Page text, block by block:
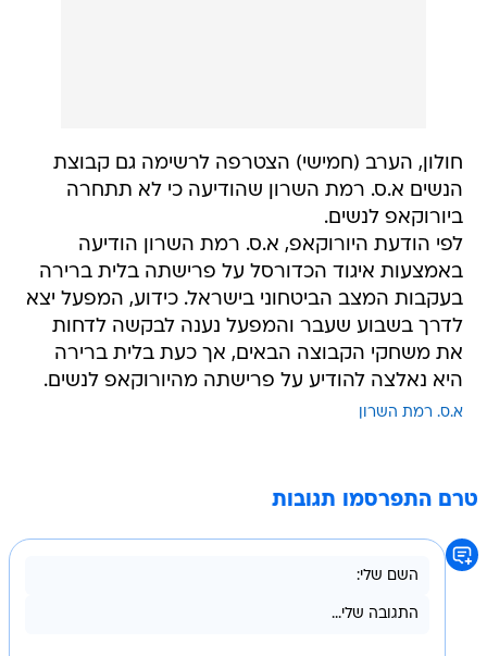
חולון, הערב (חמישי) הצטרפה לרשימה גם קבוצת
הנשים א.ס. רמת השרון שהודיעה כי לא תתחרה
ביורוקאפ לנשים.
לפי הודעת היורוקאפ, א.ס. רמת השרון הודיעה
באמצעות איגוד הכדורסל על פרישתה בלית ברירה
בעקבות המצב הביטחוני בישראל. כידוע, המפעל יצא
לדרך בשבוע שעבר והמפעל נענה לבקשה לדחות
את משחקי הקבוצה הבאים, אך כעת בלית ברירה
היא נאלצה להודיע על פרישתה מהיורוקאפ לנשים.
א.ס. רמת השרון
טרם התפרסמו תגובות